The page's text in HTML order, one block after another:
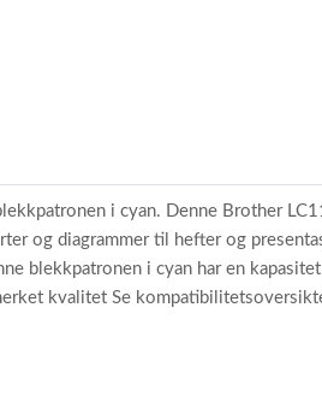
i cyan. Denne Brother
og diagrammer til hefter og
blekkpatronen i cyan har en
kvalitet Se